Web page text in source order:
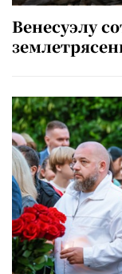
Венесуэлу